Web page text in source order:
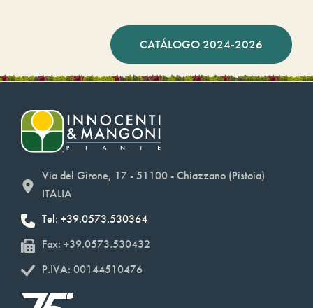
CATÁLOGO 2024-2026
Via del Girone, 17 - 51100 - Chiazzano (Pistoia)
ITALIA
Tel: +39.0573.530364
Fax: +39.0573.530432
P.IVA: 00144510476